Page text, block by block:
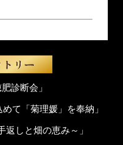
診断会」
て「菊理媛」を奉納」
返しと畑の恵み～」